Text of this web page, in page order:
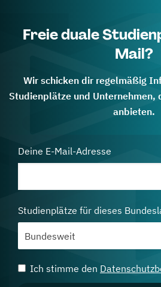
Freie duale
Mail?
Wir schicken dir regelmäßig
Studienplätze und Unternehmen,
anbieten.
Deine E-Mail-Adresse
Studienplätze für dieses
Ich stimme den